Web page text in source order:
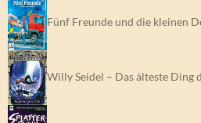
Fünf Freunde und die kleinen
Willy Seidel – Das älteste Ding